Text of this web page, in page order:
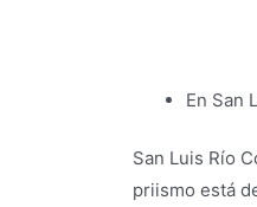
En San
San Luis Río
priismo está